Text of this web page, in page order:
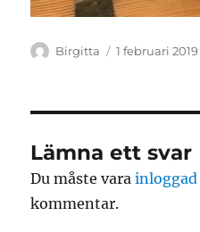
Författare
Birgitta
Publicerat
1 februari 2019
Lämna ett svar
Du måste varainloggad
kommentar.